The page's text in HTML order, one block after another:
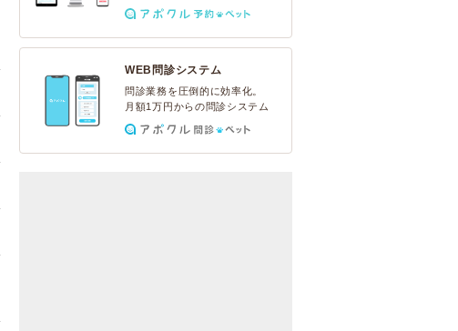
WEB問診システム
問診業務を圧倒的に効率化。
月額1万円からの問診システム